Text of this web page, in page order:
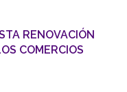
RENOVACIÓN
COMERCIOS